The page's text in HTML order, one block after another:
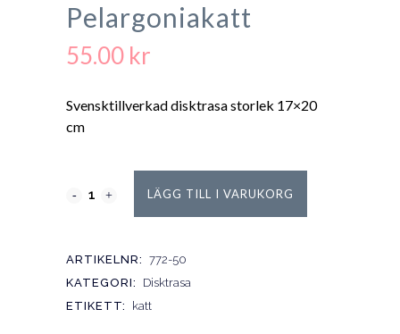
Pelargoniakatt
55.00 kr
Svensktillverkad disktrasa storlek 17×20
cm
LÄGG TILL I VARUKORG
ARTIKELNR: 772-50
KATEGORI:
Disktrasa
ETIKETT:
katt